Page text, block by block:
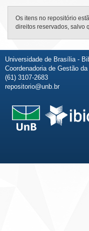
Os itens no repositório
direitos reservados, salvo
Universidade de Brasília -
Coordenadoria de Gestão
(61) 3107-2683
repositorio@unb.br